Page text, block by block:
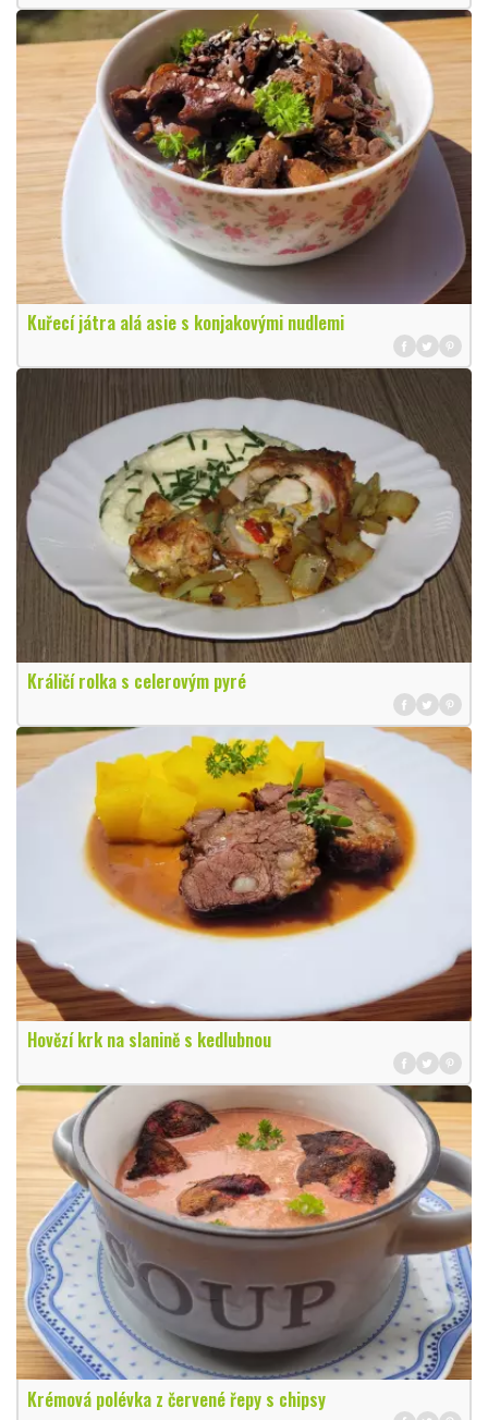
Kuřecí játra alá asie s konjakovými nudlemi
Králičí rolka s celerovým pyré
Hovězí krk na slanině s kedlubnou
Krémová polévka z červené řepy s chipsy